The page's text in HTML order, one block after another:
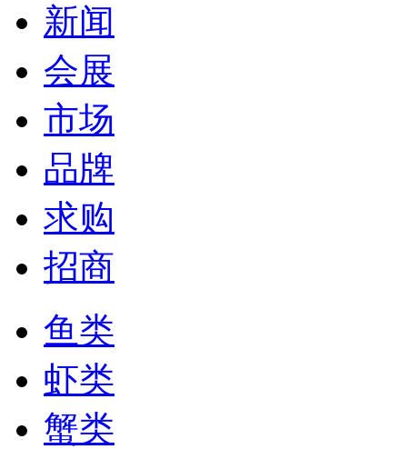
新闻
会展
市场
品牌
求购
招商
鱼类
虾类
蟹类